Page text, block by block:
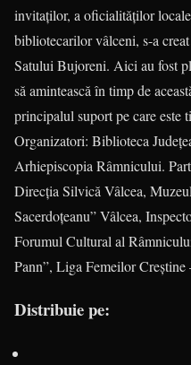
invitaților, a oficialităților
bibliotecarilor vâlceni, s-a
Satului Bujoreni. Aici au fost
să amintească în timp de
principalul suport pe care este
Organizatori: Biblioteca
Arhiepiscopia Râmnicului.
Direcția Silvică Vâlcea,
Sacerdoțeanu” Vâlcea,
Forumul Cultural al
Pann”, Liga Femeilor Creștine
Distribuie pe: